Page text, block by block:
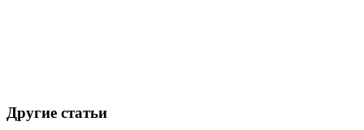
Другие статьи